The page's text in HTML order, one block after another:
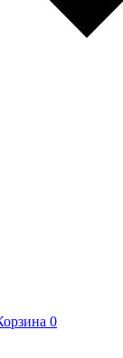
0